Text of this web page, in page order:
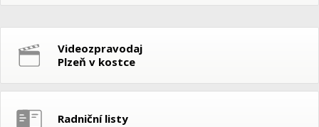
Videozpravodaj
Plzeň v kostce
Radniční listy